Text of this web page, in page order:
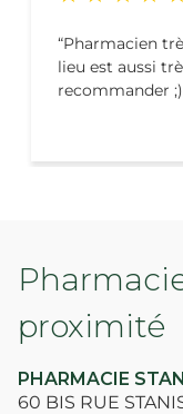
Pharmacien
lieu est aussi
recommander ;)
proximité
PHARMACIE
60 BIS RUE